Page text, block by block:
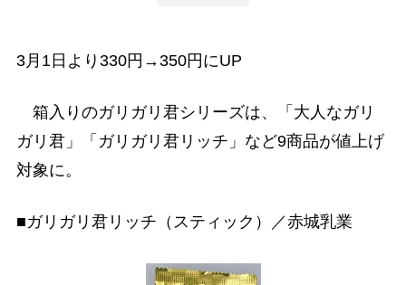
3月1日より330円→350円にUP
箱入りのガリガリ君シリーズは、「大人なガリ
ガリ君」「ガリガリ君リッチ」など9商品が値上げ
対象に。
■ガリガリ君リッチ（スティック）／赤城乳業